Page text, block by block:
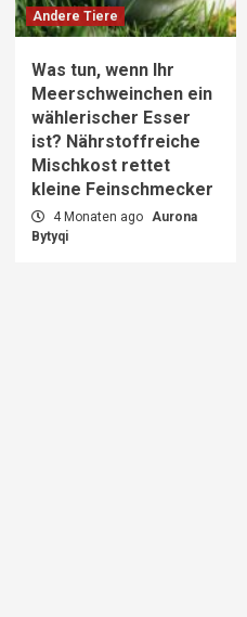
Andere Tiere
Was tun, wenn Ihr
Meerschweinchen ein
wählerischer Esser
ist? Nährstoffreiche
Mischkost rettet
kleine Feinschmecker
4 Monaten ago Aurona
Bytyqi